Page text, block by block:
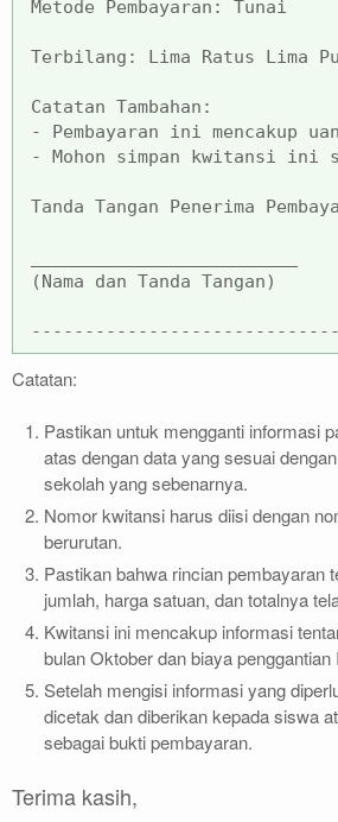
Metode Pembayaran: Tunai
Terbilang: Lima Ratus Lima
-
- Mohon simpan kwitansi ini
Tanda Tangan Penerima
(Nama dan Tanda Tangan)
Catatan:
Pastikan untuk mengganti informasi
atas dengan data yang sesuai
sekolah yang sebenarnya.
Nomor kwitansi harus diisi dengan
berurutan.
Pastikan bahwa rincian pembayaran
jumlah, harga satuan, dan totalnya
Kwitansi ini mencakup informasi
bulan Oktober dan biaya
Setelah mengisi informasi yang
dicetak dan diberikan kepada siswa
sebagai bukti pembayaran.
Terima kasih,